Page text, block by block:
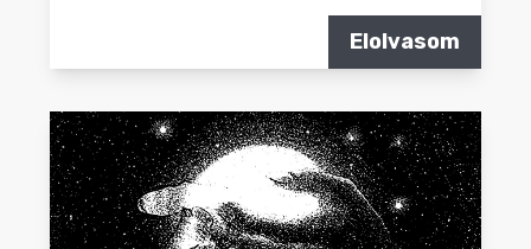
Elolvasom